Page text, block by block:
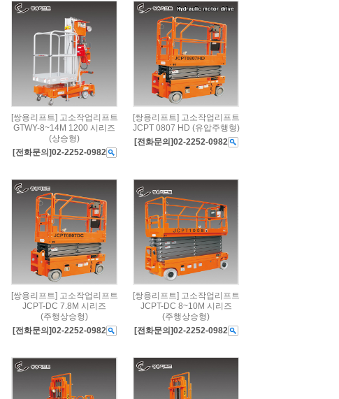
[쌍용리프트] 고소작업리프트
GTWY-8~14M 1200 시리즈
(상승형)
[전화문의]02-2252-0982
[쌍용리프트] 고소작업리프트
JCPT 0807 HD (유압주행형)
[전화문의]02-2252-0982
[쌍용리프트] 고소작업리프트
JCPT-DC 7.8M 시리즈
(주행상승형)
[전화문의]02-2252-0982
[쌍용리프트] 고소작업리프트
JCPT-DC 8~10M 시리즈
(주행상승형)
[전화문의]02-2252-0982